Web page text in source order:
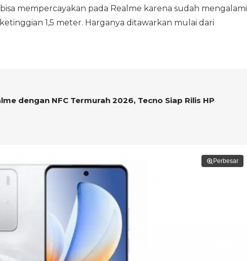
mempercayakan pada Realme karena sudah mengalami
1,5 meter. Harganya ditawarkan mulai dari
dengan NFC Termurah 2026, Tecno Siap Rilis HP
Perbesar